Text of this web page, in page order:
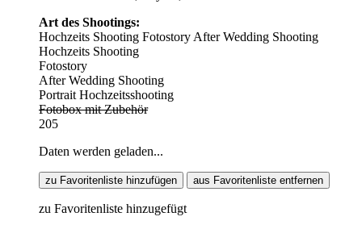
Art des Shootings:
Hochzeits Shooting Fotostory After Wedding Shooting
Hochzeits Shooting
Fotostory
After Wedding Shooting
Portrait Hochzeitsshooting
Fotobox mit Zubehör
205
Daten werden geladen...
zu Favoritenliste hinzufügen aus Favoritenliste entfernen
zu Favoritenliste hinzugefügt